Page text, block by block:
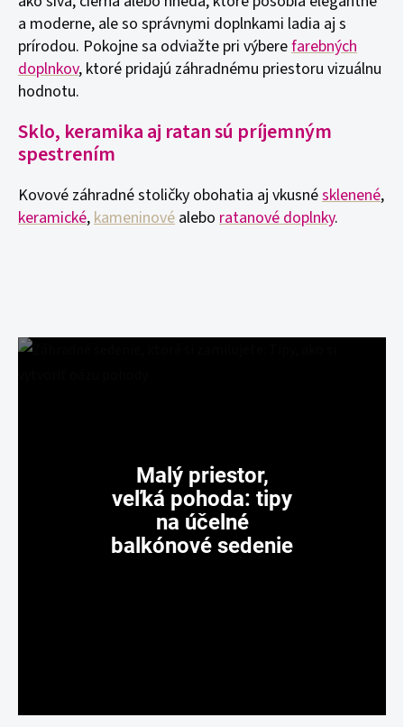
a moderne, ale so správnymi doplnkami ladia aj s
prírodou. Pokojne sa odviažte pri výberefarebných
doplnkov, ktoré pridajú záhradnému priestoru vizuálnu
hodnotu.
Sklo, keramika aj ratan sú príjemným
spestrením
Kovové záhradné stoličky obohatia aj vkusnésklenené,
keramické,kameninové alebo ratanové doplnky.
Malý priestor,
veľká pohoda: tipy
na účelné
balkónové sedenie